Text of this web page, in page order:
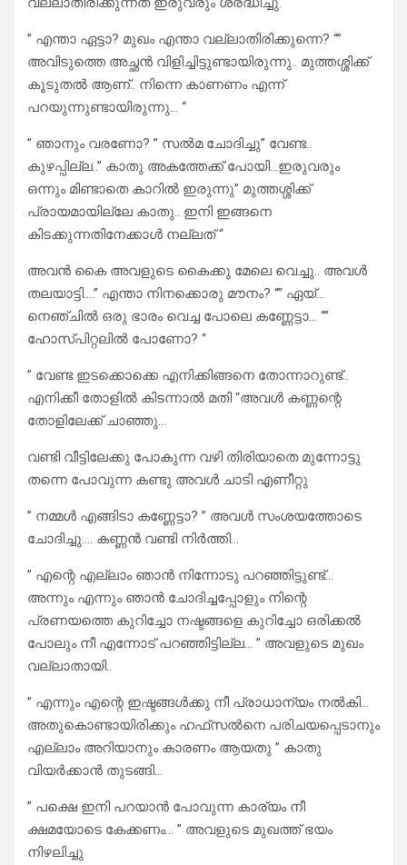
” എന്താ ഏട്ടാ? മുഖം എന്താ വല്ലാതിരിക്കുന്നെ? “”
അവിടുത്തെ അച്ഛൻ വിളിച്ചിട്ടുണ്ടായിരുന്നു.. മുത്തശ്ശിക്ക്
കൂടുതൽ ആണ്.. നിന്നെ കാണണം എന്ന്
പറയുന്നുണ്ടായിരുന്നു… “
” ഞാനും വരണോ? ” സൽമ ചോദിച്ചു” വേണ്ട..
കുഴപ്പില്ല..” കാതു അകത്തേക്ക് പോയി…ഇരുവരും
ഒന്നും മിണ്ടാതെ കാറിൽ ഇരുന്നു” മുത്തശ്ശിക്ക്
പ്രായമായില്ലേ കാതു.. ഇനി ഇങ്ങനെ
കിടക്കുന്നതിനേക്കാൾ നല്ലത് “
അവൻ കൈ അവളുടെ കൈക്കു മേലെ വെച്ചു.. അവൾ
തലയാട്ടി….” എന്താ നിനക്കൊരു മൗനം? “” ഏയ്‌…
നെഞ്ചിൽ ഒരു ഭാരം വെച്ച പോലെ കണ്ണേട്ടാ… “”
ഹോസ്പിറ്റലിൽ പോണോ? “
” വേണ്ട ഇടക്കൊക്കെ എനിക്കിങ്ങനെ തോന്നാറുണ്ട്..
എനിക്കീ തോളിൽ കിടന്നാൽ മതി “അവൾ കണ്ണന്റെ
തോളിലേക്ക് ചാഞ്ഞു…
വണ്ടി വീട്ടിലേക്കു പോകുന്ന വഴി തിരിയാതെ മുന്നോട്ടു
തന്നെ പോവുന്ന കണ്ടു അവൾ ചാടി എണീറ്റു
” നമ്മൾ എങ്ങിടാ കണ്ണേട്ടാ? ” അവൾ സംശയത്തോടെ
ചോദിച്ചു…. കണ്ണൻ വണ്ടി നിർത്തി…
” എന്റെ എല്ലാം ഞാൻ നിന്നോടു പറഞ്ഞിട്ടുണ്ട്…
അന്നും എന്നും ഞാൻ ചോദിച്ചപ്പോളും നിന്റെ
പ്രണയത്തെ കുറിച്ചോ നഷ്ടങ്ങളെ കുറിച്ചോ ഒരിക്കൽ
പോലും നീ എന്നോട് പറഞ്ഞിട്ടില്ല… ” അവളുടെ മുഖം
വല്ലാതായി..
” എന്നും എന്റെ ഇഷ്ടങ്ങൾക്കു നീ പ്രാധാന്യം നൽകി…
അതുകൊണ്ടായിരിക്കും ഹഫ്‌സൽനെ പരിചയപ്പെടാനും
എല്ലാം അറിയാനും കാരണം ആയതു ” കാതു
വിയർക്കാൻ തുടങ്ങി…
” പക്ഷെ ഇനി പറയാൻ പോവുന്ന കാര്യം നീ
ക്ഷമയോടെ കേക്കണം… ” അവളുടെ മുഖത്ത് ഭയം
നിഴലിച്ചു